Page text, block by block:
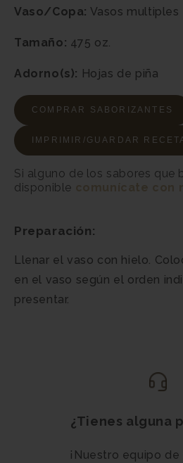
Vaso/Copa: Vasos multiples
Tamaño: 475 oz.
Adorno(s): Hojas de piña
COMPRAR SABORIZANTES
IMPRIMIR/GUARDAR
Si alguno de los sabores que
disponible
Preparación:
Llenar el vaso con hielo.
en el vaso según el orden
presentar.
¿Tienes alguna
¡Nuestro equipo